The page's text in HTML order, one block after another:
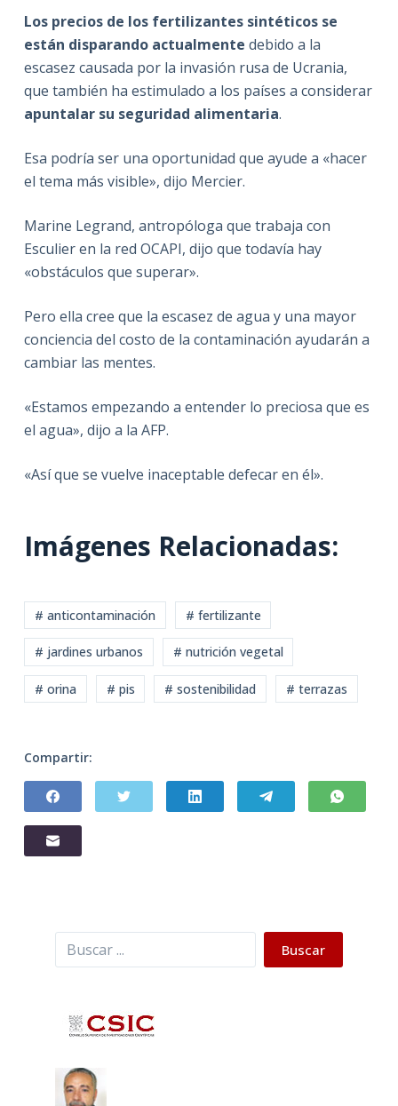
Los precios de los fertilizantes sintéticos se
están disparando actualmente debido a la
escasez causada por la invasión rusa de Ucrania,
que también ha estimulado a los países a considerar
apuntalar su seguridad alimentaria.
Esa podría ser una oportunidad que ayude a «hacer
el tema más visible», dijo Mercier.
Marine Legrand, antropóloga que trabaja con
Esculier en la red OCAPI, dijo que todavía hay
«obstáculos que superar».
Pero ella cree que la escasez de agua y una mayor
conciencia del costo de la contaminación ayudarán a
cambiar las mentes.
«Estamos empezando a entender lo preciosa que es
el agua», dijo a la AFP.
«Así que se vuelve inaceptable defecar en él».
Imágenes Relacionadas:
# anticontaminación # fertilizante
# jardines urbanos # nutrición vegetal
# orina # pis # sostenibilidad # terrazas
Compartir:
Buscar Buscar